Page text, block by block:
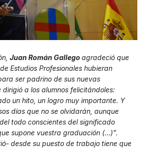
Juan Román Gallego agradeció que
Estudios Profesionales hubieran
ser padrino de sus nuevas
dirigió a los alumnos felicitándoles:
un hito, un logro muy importante. Y
días que no se olvidarán, aunque
todo conscientes del significado
supone vuestra graduación (…)”.
desde su puesto de trabajo tiene que